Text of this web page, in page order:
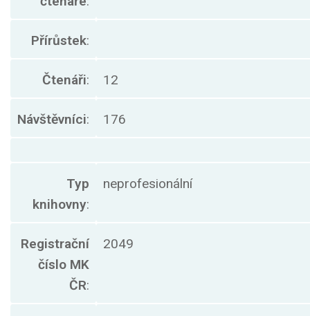
Přírůstek:
Čtenáři: 12
Návštěvníci: 176
Typ
knihovny:
neprofesionální
Registrační
číslo MK
ČR:
2049